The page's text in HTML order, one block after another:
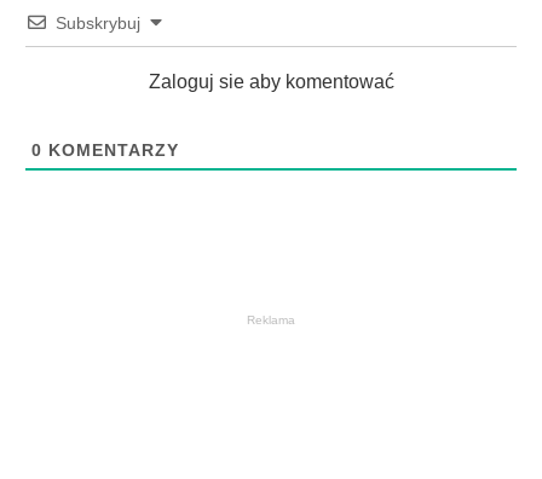
Subskrybuj
Zaloguj sie aby komentować
0 KOMENTARZY
Reklama